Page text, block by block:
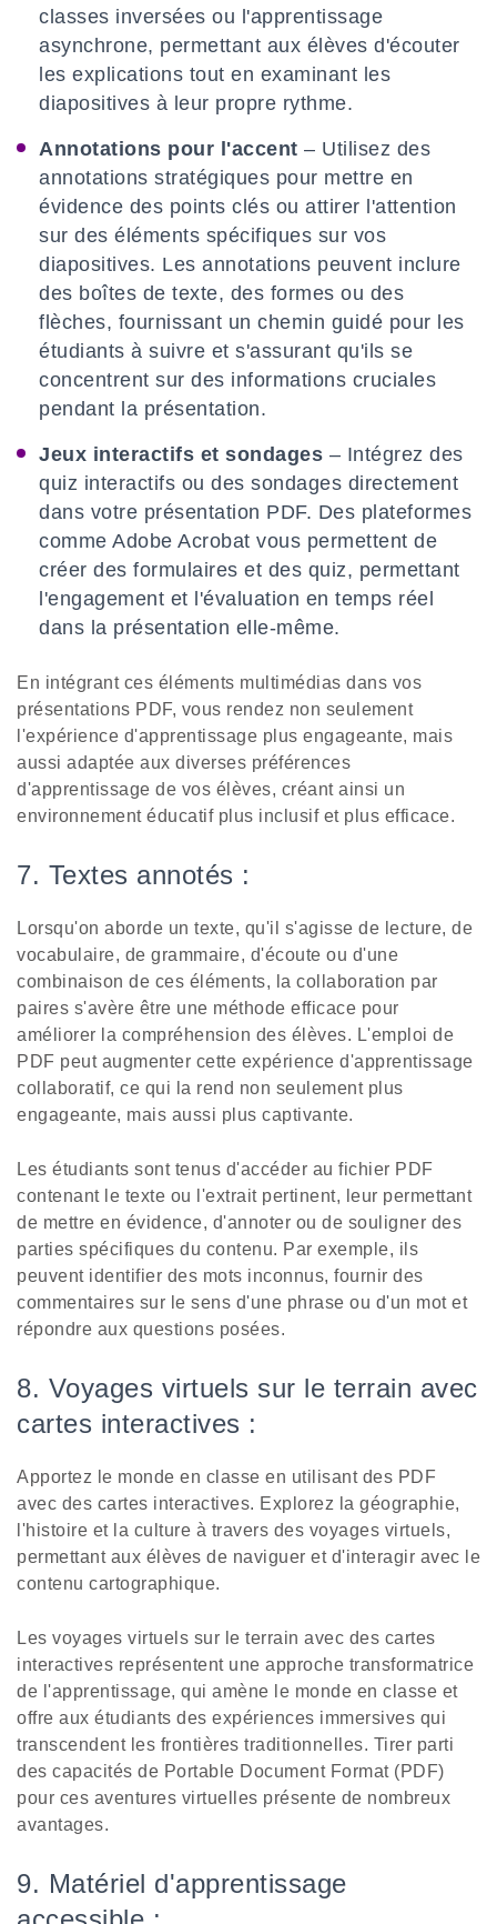
classes inversées ou l'apprentissage
asynchrone, permettant aux élèves d'écouter
les explications tout en examinant les
diapositives à leur propre rythme.
Annotations pour l'accent – Utilisez des
annotations stratégiques pour mettre en
évidence des points clés ou attirer l'attention
sur des éléments spécifiques sur vos
diapositives. Les annotations peuvent inclure
des boîtes de texte, des formes ou des
flèches, fournissant un chemin guidé pour les
étudiants à suivre et s'assurant qu'ils se
concentrent sur des informations cruciales
pendant la présentation.
Jeux interactifs et sondages – Intégrez des
quiz interactifs ou des sondages directement
dans votre présentation PDF. Des plateformes
comme Adobe Acrobat vous permettent de
créer des formulaires et des quiz, permettant
l'engagement et l'évaluation en temps réel
dans la présentation elle-même.
En intégrant ces éléments multimédias dans vos
présentations PDF, vous rendez non seulement
l'expérience d'apprentissage plus engageante, mais
aussi adaptée aux diverses préférences
d'apprentissage de vos élèves, créant ainsi un
environnement éducatif plus inclusif et plus efficace.
7. Textes annotés :
Lorsqu'on aborde un texte, qu'il s'agisse de lecture, de
vocabulaire, de grammaire, d'écoute ou d'une
combinaison de ces éléments, la collaboration par
paires s'avère être une méthode efficace pour
améliorer la compréhension des élèves. L'emploi de
PDF peut augmenter cette expérience d'apprentissage
collaboratif, ce qui la rend non seulement plus
engageante, mais aussi plus captivante.
Les étudiants sont tenus d'accéder au fichier PDF
contenant le texte ou l'extrait pertinent, leur permettant
de mettre en évidence, d'annoter ou de souligner des
parties spécifiques du contenu. Par exemple, ils
peuvent identifier des mots inconnus, fournir des
commentaires sur le sens d'une phrase ou d'un mot et
répondre aux questions posées.
8. Voyages virtuels sur le terrain avec
cartes interactives :
Apportez le monde en classe en utilisant des PDF
avec des cartes interactives. Explorez la géographie,
l'histoire et la culture à travers des voyages virtuels,
permettant aux élèves de naviguer et d'interagir avec le
contenu cartographique.
Les voyages virtuels sur le terrain avec des cartes
interactives représentent une approche transformatrice
de l'apprentissage, qui amène le monde en classe et
offre aux étudiants des expériences immersives qui
transcendent les frontières traditionnelles. Tirer parti
des capacités de Portable Document Format (PDF)
pour ces aventures virtuelles présente de nombreux
avantages.
9. Matériel d'apprentissage